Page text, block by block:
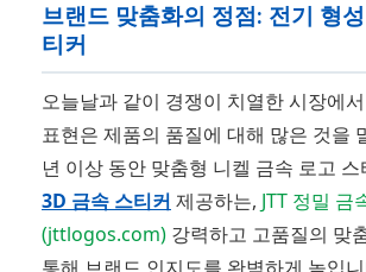
브랜드 맞춤화의 정점: 전기 형
티커
오늘날과 같이 경쟁이 치열한 시장에
표현은 제품의 품질에 대해 많은 것을
년 이상 동안 맞춤형 니켈 금속 로고
3D 금속 스티커 제공하는, JTT 정밀 금
(jttlogos.com) 강력하고 고품질의 맞